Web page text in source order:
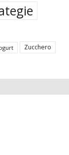
Zucchero